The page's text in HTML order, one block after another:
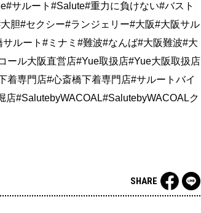
サルート#Salute#重力に負けない#バスト
胆#セクシー#ランジェリー#大阪#大阪サル
ルート#ミナミ#難波#なんば#大阪難波#大
ール大阪直営店#Yue取扱店#Yue大阪取扱店
着専門店#心斎橋下着専門店#サルートバイ
店#SalutebyWACOAL#SalutebyWACOALク
SHARE